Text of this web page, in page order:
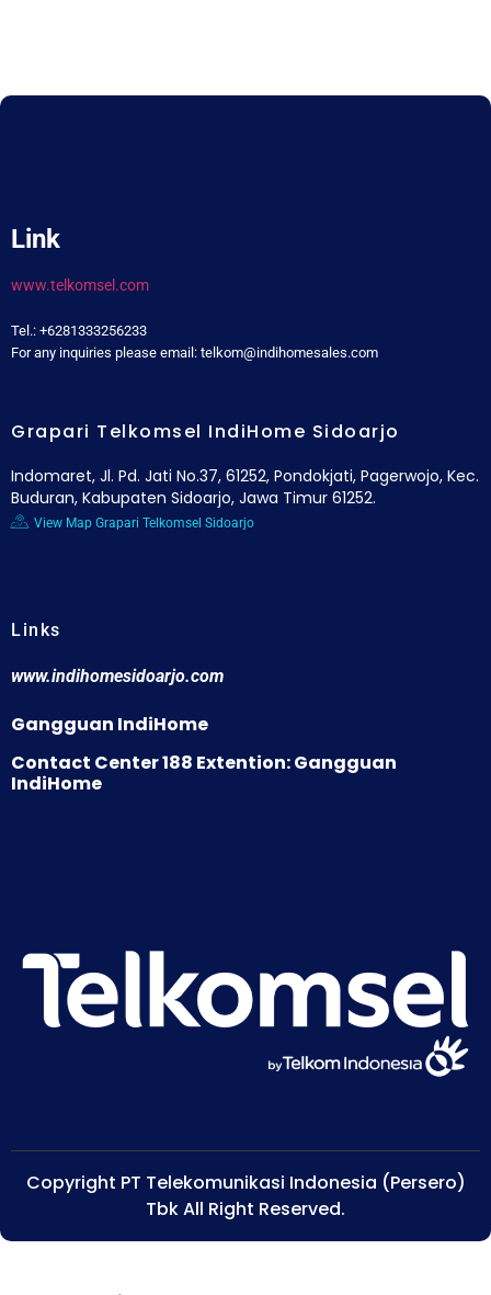
Link
www.telkomsel.com
Tel.: +6281333256233
For any inquiries please email: telkom@indihomesales.com
Grapari Telkomsel IndiHome Sidoarjo
Indomaret, Jl. Pd. Jati No.37, 61252, Pondokjati, Pagerwojo, Kec.
Buduran, Kabupaten Sidoarjo, Jawa Timur 61252.
View Map Grapari Telkomsel Sidoarjo
Links
www.indihomesidoarjo.com
Gangguan IndiHome
Contact Center 188 Extention: Gangguan
IndiHome
Copyright PT Telekomunikasi Indonesia (Persero)
Tbk All Right Reserved.